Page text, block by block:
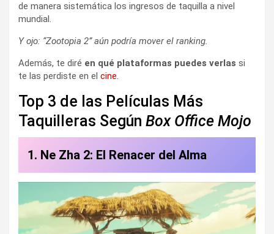
de manera sistemática los ingresos de taquilla a nivel
mundial.
Y ojo: “Zootopia 2” aún podría mover el ranking.
Además, te diré en qué plataformas puedes verlas si
te las perdiste en el cine.
Top 3 de las Películas Más
Taquilleras Según Box Office Mojo
1. Ne Zha 2: El Renacer del Alma